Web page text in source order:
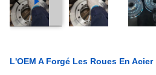
L'OEM A Forgé Les Roues En